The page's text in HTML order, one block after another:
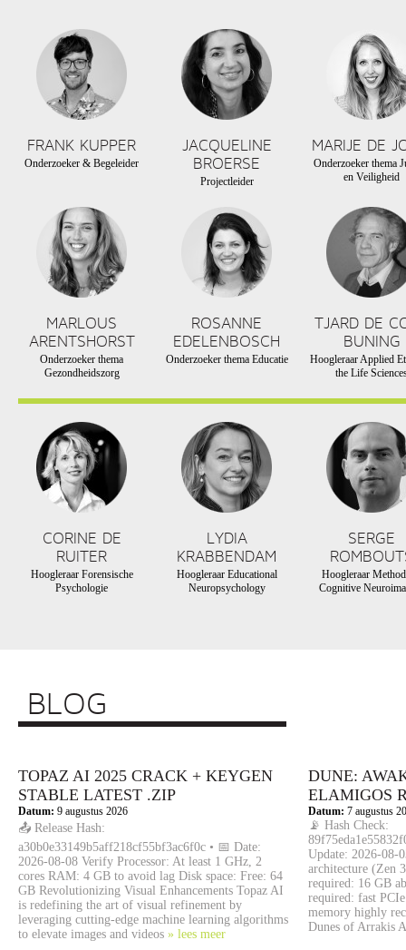
FRANK KUPPER
Onderzoeker & Begeleider
JACQUELINE
BROERSE
Projectleider
MARIJE DE
Onderzoeker thema
en Veiligheid
MARLOUS
ARENTSHORST
Onderzoeker thema
Gezondheidszorg
ROSANNE
EDELENBOSCH
Onderzoeker thema Educatie
TJARD DE
BUNING
Hoogleraar Applied
the Life
CORINE DE
RUITER
Hoogleraar Forensische
Psychologie
LYDIA
KRABBENDAM
Hoogleraar Educational
Neuropsychology
SERGE
Hoogleraar
Cognitive
BLOG
TOPAZ AI 2025 CRACK + KEYGEN
STABLE LATEST .ZIP
Datum: 9 augustus 2026
📤 Release Hash:
a30b0e33149b5aff218cf55bf3ac6f0c • 📅 Date:
2026-08-08 Verify Processor: At least 1 GHz, 2
cores RAM: 4 GB to avoid lag Disk space: Free: 64
GB Revolutionizing Visual Enhancements Topaz AI
is redefining the art of visual refinement by
leveraging cutting-edge machine learning algorithms
to elevate images and videos » lees meer
DUNE:
ELAMIGOS
Datum: 7 augustus
📡 Hash Check:
Update: 2026-08-
architecture (Zen
required: 16 GB
required: fast
memory highly
Dunes of Arrakis